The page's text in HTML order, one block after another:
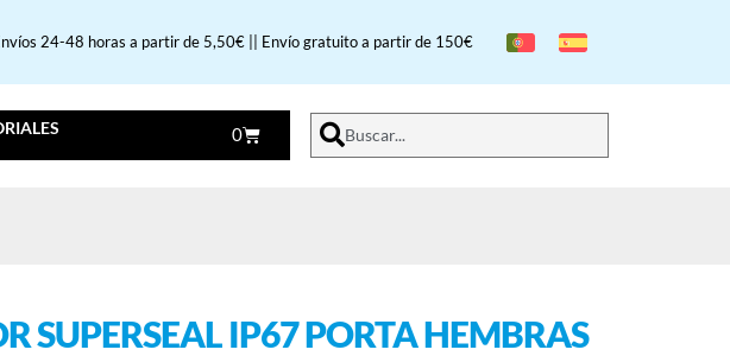
24-48 horas a partir de 5,50€ || Envío gratuito a partir de 150€
0 Buscar...
SUPERSEAL IP67 PORTA HEMBRAS